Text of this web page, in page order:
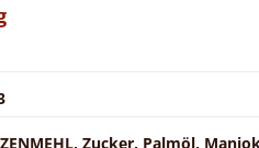
Zucker, Palmöl,